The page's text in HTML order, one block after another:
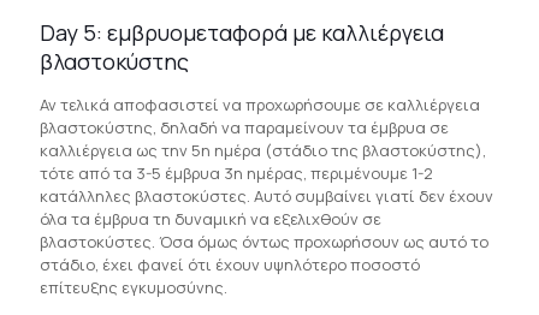
Day 5: εμβρυομεταφορά με καλλιέργεια
βλαστοκύστης
Αν τελικά αποφασιστεί να προχωρήσουμε σε καλλιέργεια
βλαστοκύστης, δηλαδή να παραμείνουν τα έμβρυα σε
καλλιέργεια ως την 5η ημέρα (στάδιο της βλαστοκύστης),
τότε από τα 3-5 έμβρυα 3η ημέρας, περιμένουμε 1-2
κατάλληλες βλαστοκύστες. Αυτό συμβαίνει γιατί δεν έχουν
όλα τα έμβρυα τη δυναμική να εξελιχθούν σε
βλαστοκύστες. Όσα όμως όντως προχωρήσουν ως αυτό το
στάδιο, έχει φανεί ότι έχουν υψηλότερο ποσοστό
επίτευξης εγκυμοσύνης.